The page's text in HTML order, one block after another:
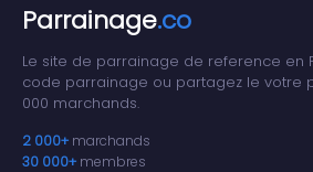
Parrainage.co
Le site de parrainage de reference en
code parrainage ou partagez le votre
000 marchands.
2 000+ marchands
30 000+ membres